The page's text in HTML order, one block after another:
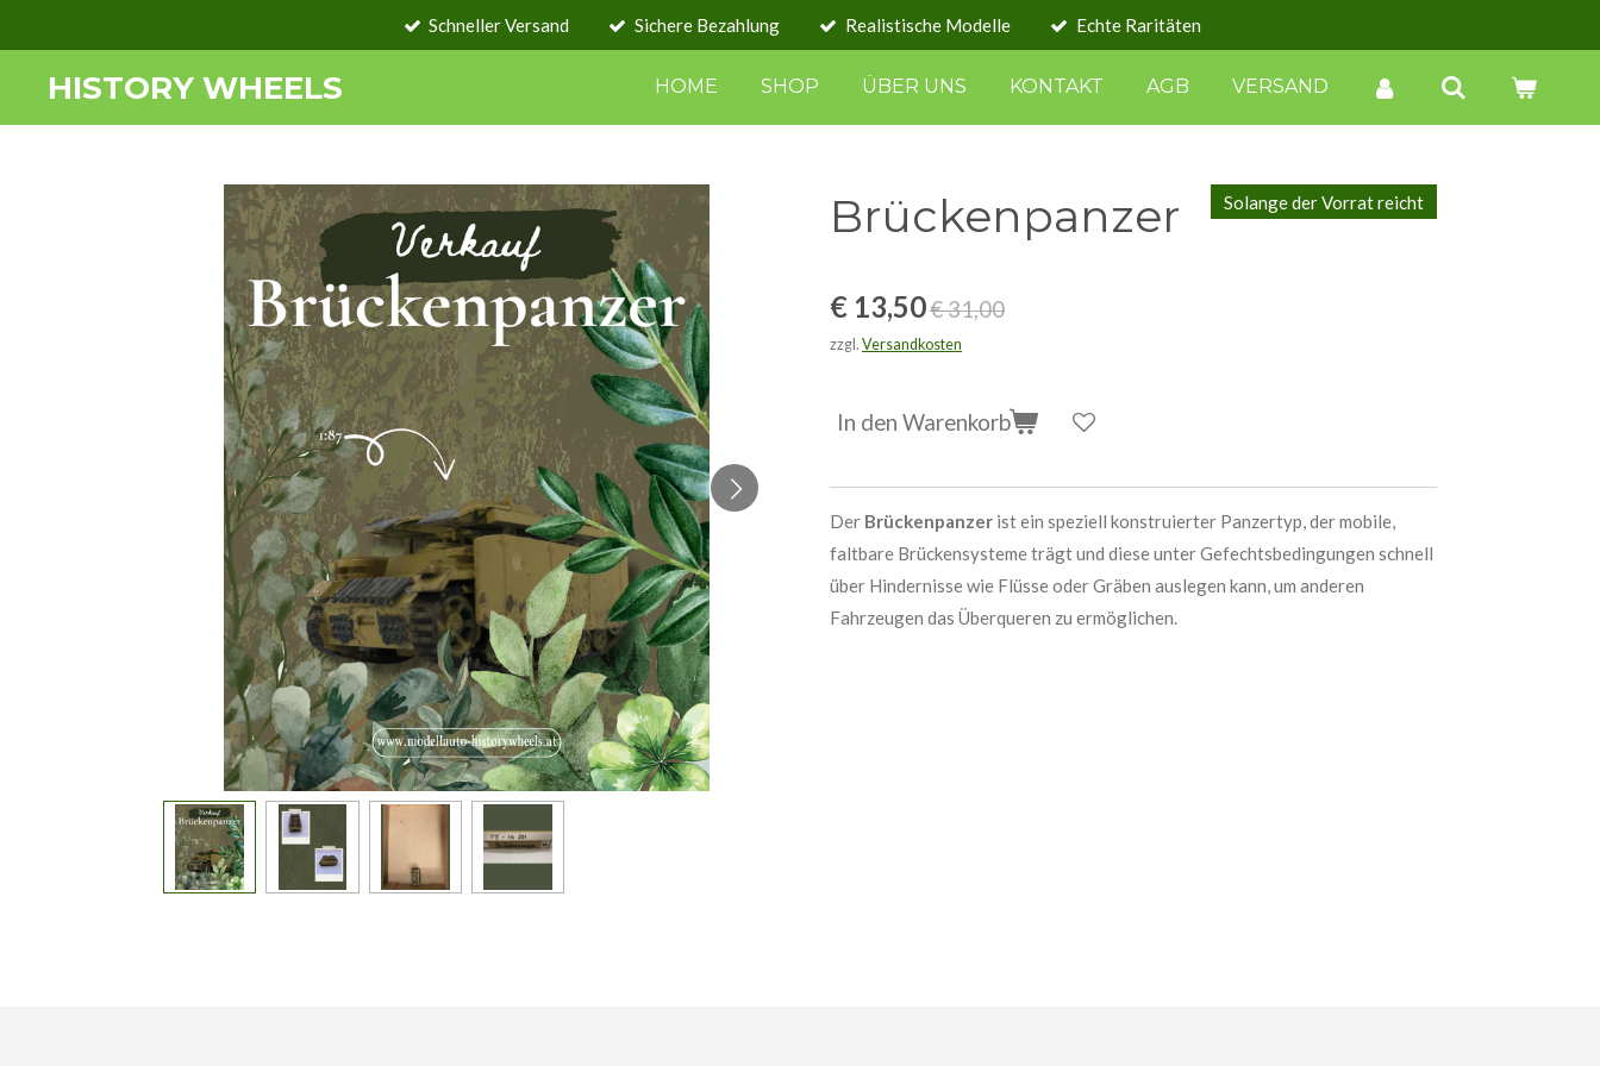
springen
Schneller Versand Sichere Bezahlung Realistische Modelle Echte Raritäten
HISTORY WHEELS HOME SHOP ÜBER UNS KONTAKT AGB VERSAND
Brückenpanzer Solange der Vorrat reicht
€ 13,50€ 31,00
zzgl. Versandkosten
In den Warenkorb
Der Brückenpanzer ist ein speziell konstruierter Panzertyp, der mobile,
faltbare Brückensysteme trägt und diese unter Gefechtsbedingungen schnell
über Hindernisse wie Flüsse oder Gräben auslegen kann, um anderen
Fahrzeugen das Überqueren zu ermöglichen.